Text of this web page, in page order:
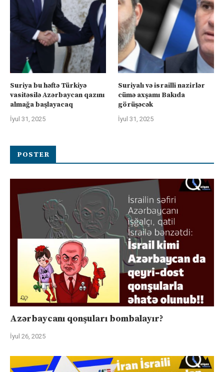
Suriya bu həftə Türkiyə
vasitəsilə Azərbaycan qazını
almağa başlayacaq
İyul 31, 2025
Suriyalı və israilli nazirlər
cümə axşamı Bakıda
görüşəcək
İyul 31, 2025
POSTER
Azərbaycanı qonşuları bombalayır?
İyul 26, 2025